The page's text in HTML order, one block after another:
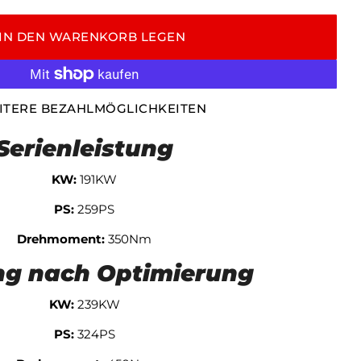
IN DEN WARENKORB LEGEN
BEZAHLMÖGLICHKEITEN
KW: 191KW
PS: 259PS
Drehmoment: 350Nm
nach Optimierung
KW: 239KW
PS: 324PS